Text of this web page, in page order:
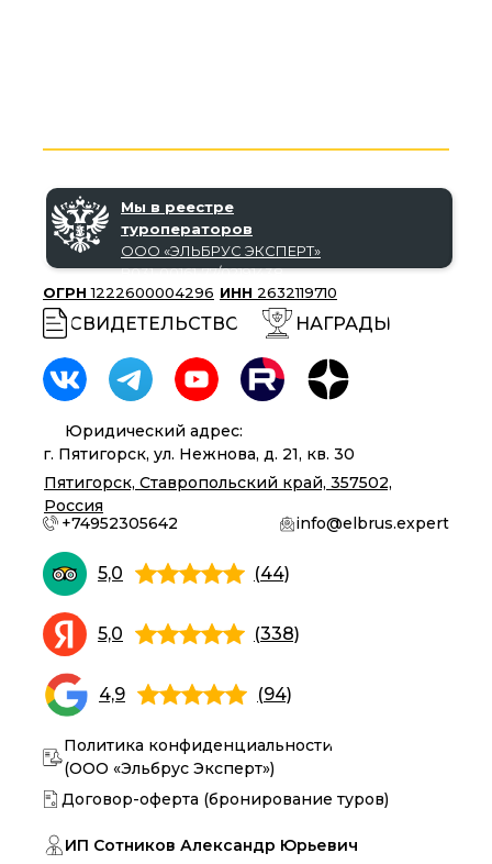
Политика конфиденциальности
(ООО «Эльбрус Эксперт»)
СВИДЕТЕЛЬСТВО
ОГРН 1222600004296 ИНН 2632119710
НАГРАДЫ
ИП Сотников Александр Юрьевич
Договор-оферта (бронирование туров)
Пятигорск, Ставропольский край, 357502,
Россия
info@elbrus.expert
Юридический адрес:
г. Пятигорск, ул. Нежнова, д. 21, кв. 30
+74952305642
5,0 (44)
5,0 (338)
4,9 (94)
Мы в реестре
туроператоров
ООО «‎ЭЛЬБРУС ЭКСПЕРТ»‎
В031-00161-77/02191438